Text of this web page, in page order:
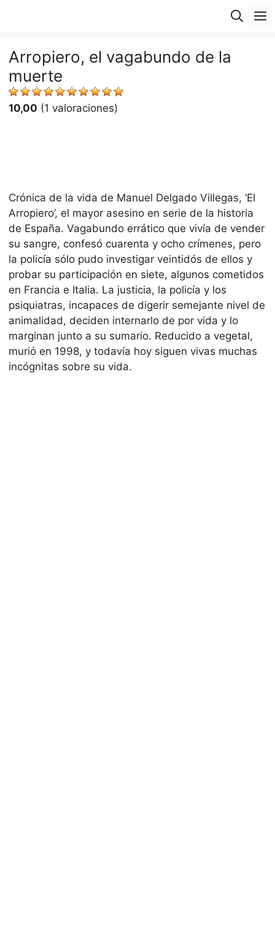
Arropiero, el vagabundo de la
muerte
10,00 (1 valoraciones)
Crónica de la vida de Manuel Delgado Villegas, ‘El
Arropiero’, el mayor asesino en serie de la historia
de España. Vagabundo errático que vivía de vender
su sangre, confesó cuarenta y ocho crímenes, pero
la policía sólo pudo investigar veintidós de ellos y
probar su participación en siete, algunos cometidos
en Francia e Italia. La justicia, la policía y los
psiquiatras, incapaces de digerir semejante nivel de
animalidad, deciden internarlo de por vida y lo
marginan junto a su sumario. Reducido a vegetal,
murió en 1998, y todavía hoy siguen vivas muchas
incógnitas sobre su vida.